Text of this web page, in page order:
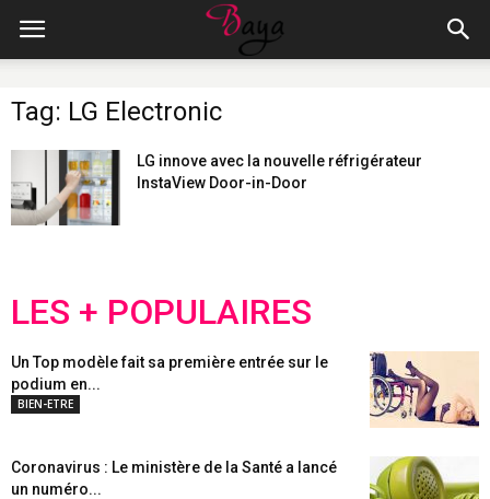
Tag: LG Electronic
LG innove avec la nouvelle réfrigérateur
InstaView Door-in-Door
LES + POPULAIRES
Un Top modèle fait sa première entrée sur le
podium en...
BIEN-ETRE
Coronavirus : Le ministère de la Santé a lancé
un numéro...